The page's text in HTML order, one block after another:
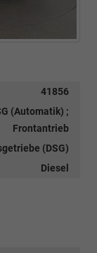
41856
(Automatik) ;
Frontantrieb
(DSG)
Diesel